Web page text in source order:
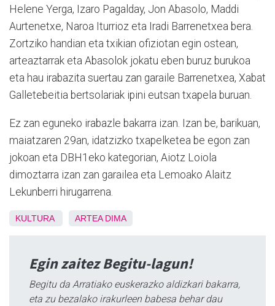
Helene Yerga, Izaro Pagalday, Jon Abasolo, Maddi
Aurtenetxe, Naroa Iturrioz eta Iradi Barrenetxea bera.
Zortziko handian eta txikian ofiziotan egin ostean,
arteaztarrak eta Abasolok jokatu eben buruz burukoa
eta hau irabazita suertau zan garaile Barrenetxea, Xabat
Galletebeitia bertsolariak ipini eutsan txapela buruan.
Ez zan eguneko irabazle bakarra izan. Izan be, barikuan,
maiatzaren 29an, idatzizko txapelketea be egon zan
jokoan eta DBH1eko kategorian, Aiotz Loiola
dimoztarra izan zan garailea eta Lemoako Alaitz
Lekunberri hirugarrena.
KULTURA ARTEA DIMA
Egin zaitez Begitu-lagun!
Begitu da Arratiako euskerazko aldizkari bakarra,
eta zu bezalako irakurleen babesa behar dau